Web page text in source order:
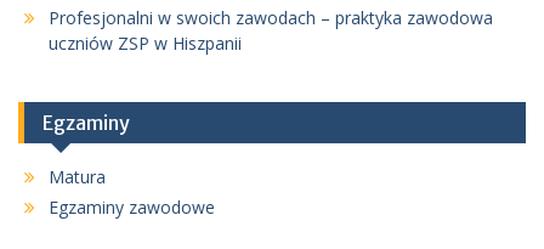
Profesjonalni w swoich zawodach – praktyka zawodowa
uczniów ZSP w Hiszpanii
Egzaminy
Matura
Egzaminy zawodowe